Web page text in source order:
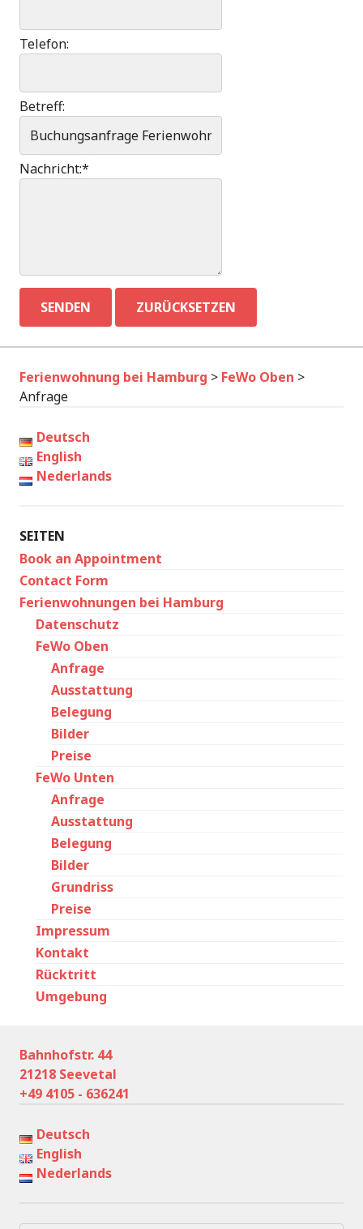
Telefon:
Betreff:
Nachricht:*
Ferienwohnung bei Hamburg > FeWo Oben >
Anfrage
Deutsch
English
Nederlands
SEITEN
Book an Appointment
Contact Form
Ferienwohnungen bei Hamburg
Datenschutz
FeWo Oben
Anfrage
Ausstattung
Belegung
Bilder
Preise
FeWo Unten
Anfrage
Ausstattung
Belegung
Bilder
Grundriss
Preise
Impressum
Kontakt
Rücktritt
Umgebung
Bahnhofstr. 44
21218 Seevetal
+49 4105 - 636241
Deutsch
English
Nederlands